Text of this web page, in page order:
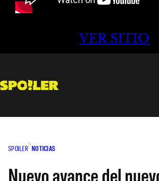
VER SITIO
SPOILER NOTICIAS
Nuevo avance del